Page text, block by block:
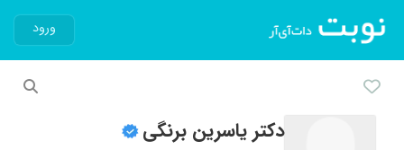
ورود
دکتر یاسرین برنگی